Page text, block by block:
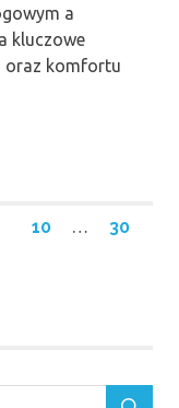
a
kluczowe
oraz komfortu
10 30